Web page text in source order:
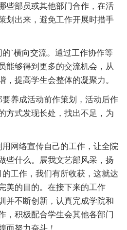
些部员或其他部门合作，在活
划出来，避免工作开展时措手
的`横向交流。通过工作协作等
能够得到更多的交流机会，从
，提高学生会整体的凝聚力。
要养成活动前作策划，活动后作
方式发现长处，找出不足，为
用网络宣传自己的工作，让全院
些什么。展我文艺部风采，扬
工作，我们有所收获，这就达
美的目的。在接下来的工作
并不断创新，认真完成学院和
，积极配合学生会其他各部门